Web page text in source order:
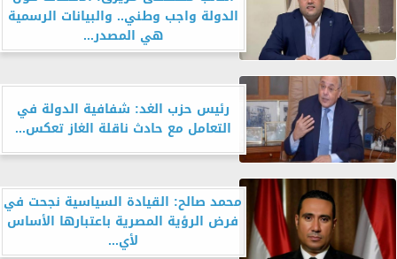
الدولة واجب وطني.. والبيانات الرسمية
هي المصدر...
رئيس حزب الغد: شفافية الدولة في
التعامل مع حادث ناقلة الغاز تعكس...
محمد صالح: القيادة السياسية نجحت في
فرض الرؤية المصرية باعتبارها الأساس
لأي...